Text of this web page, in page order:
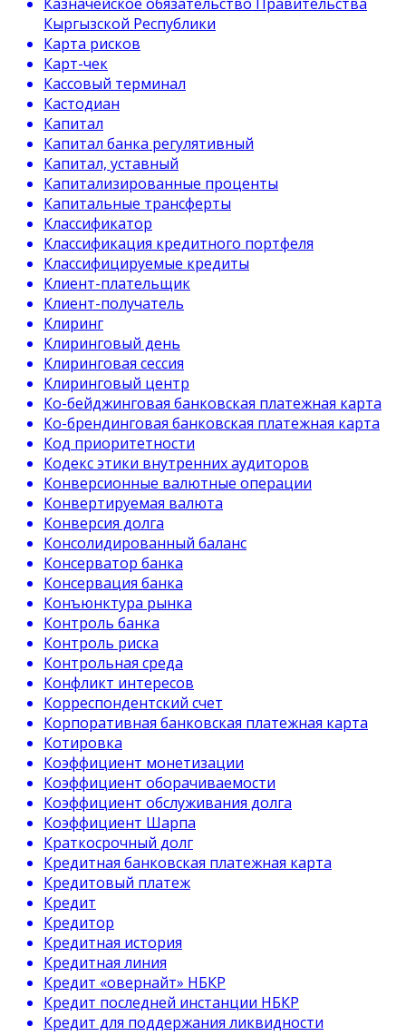
Кыргызской Республики
Карта рисков
Карт-чек
Кассовый терминал
Кастодиан
Капитал
Капитал банка регулятивный
Капитал, уставный
Капитализированные проценты
Капитальные трансферты
Классификатор
Классификация кредитного портфеля
Классифицируемые кредиты
Клиент-плательщик
Клиент-получатель
Клиринг
Клиринговый день
Клиринговая сессия
Клиринговый центр
Ко-бейджинговая банковская платежная карта
Ко-брендинговая банковская платежная карта
Код приоритетности
Кодекс этики внутренних аудиторов
Конверсионные валютные операции
Конвертируемая валюта
Конверсия долга
Консолидированный баланс
Консерватор банка
Консервация банка
Конъюнктура рынка
Контроль банка
Контроль риска
Контрольная среда
Конфликт интересов
Корреспондентский счет
Корпоративная банковская платежная карта
Котировка
Коэффициент монетизации
Коэффициент оборачиваемости
Коэффициент обслуживания долга
Коэффициент Шарпа
Краткосрочный долг
Кредитная банковская платежная карта
Кредитовый платеж
Кредит
Кредитор
Кредитная история
Кредитная линия
Кредит «овернайт» НБКР
Кредит последней инстанции НБКР
Кредит для поддержания ликвидности